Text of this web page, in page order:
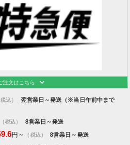
注文はこちら
税込）
翌営業日～発送（※当日午前中まで
（税込） 8営業日～発送
円～ （税込） 8営業日～発送